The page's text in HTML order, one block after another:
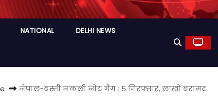
NATIONAL DELHI NEWS
नेपाल-बस्ती नकली नोट गैंग : 5 गिरफ्तार, लाखों बरामद